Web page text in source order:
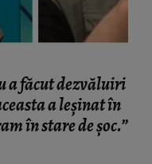
a făcut dezvăluiri
a leșinat în
în stare de șoc.”